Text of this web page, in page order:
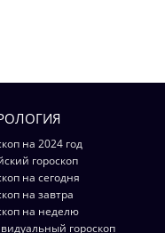
на 2024 год
гороскоп
на сегодня
на завтра
на неделю
гороскоп